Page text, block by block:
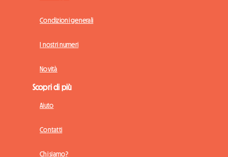
Condizioni generali
I nostri numeri
Novità
Scopri di più
Aiuto
Contatti
Chi siamo?